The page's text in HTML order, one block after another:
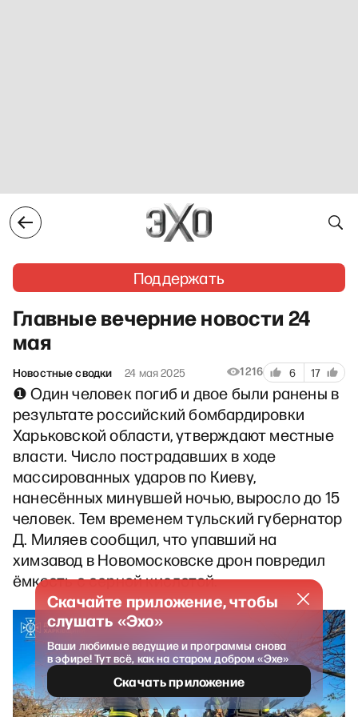
Поддержать
Главные вечерние новости 24
мая
Новостные сводки 24 мая 2025 1216 6 17
❶ Один человек погиб и двое были ранены в
результате российский бомбардировки
Харьковской области, утверждают местные
власти. Число пострадавших в ходе
массированных ударов по Киеву,
нанесённых минувшей ночью, выросло до 15
человек. Тем временем тульский губернатор
Д. Миляев сообщил, что упавший на
химзавод в Новомосковске дрон повредил
ёмкость с серной кислотой.
Скачайте приложение, чтобы
слушать «Эхо»
Ваши любимые ведущие и программы снова
в эфире! Тут всё, как на старом добром «Эхе»
Скачать приложение